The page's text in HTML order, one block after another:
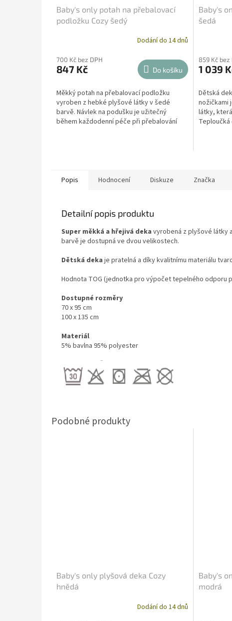
Baby's only potah na přebalovací
podložku Cozy šedý
Dodání do 14 dnů
700 Kč bez DPH
847 Kč Do košíku
Měkký potah na přebalovací podložku
vyroben z hebké plyšové látky v šedé
barvě. Návlek na podušku je užitečný
během každodenní péče při přebalování
Baby's
šedá
859 Kč bez
1 039
Dětská
nožičkami
látky,
Popis Hodnocení Diskuze Značka
Detailní popis produktu
Super měkká a hřejivá deka vyrobená z plyšové látky
barvě je dostupná ve dvou velikostech.
Dětská deka je pratelná a díky kvalitnímu materiálu
Hodnota TOG (jednotka pro výpočet tepelného odporu
Dostupné rozměry
70 x 95 cm
100 x 135 cm
Materiál
5% bavlna 95% polyester
Baby's only plyšová deka Cozy
hnědá
Dodání do 14 dnů
Baby's
modrá